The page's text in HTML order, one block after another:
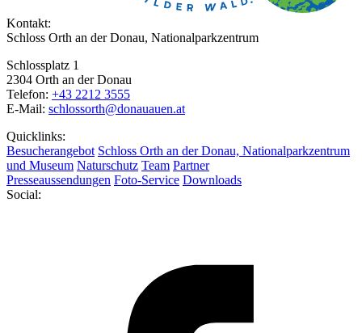
Kontakt:
Schloss Orth an der Donau, Nationalparkzentrum
Schlossplatz 1
2304 Orth an der Donau
Telefon: +43 2212 3555
E-Mail: schlossorth@donauauen.at
Quicklinks:
Besucherangebot Schloss Orth an der Donau, Nationalparkzentrum
und Museum Naturschutz Team Partner
Presseaussendungen Foto-Service Downloads
Social: